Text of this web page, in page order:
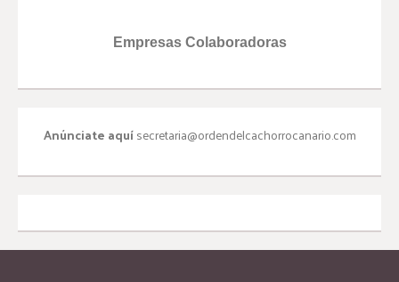
Empresas Colaboradoras
Anúnciate aquísecretaria@ordendelcachorrocanario.com